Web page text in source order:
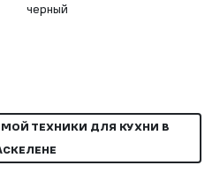
черный
ТЕХНИКИ ДЛЯ КУХНИ В